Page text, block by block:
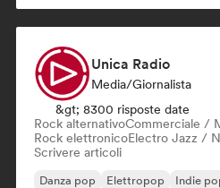
Unica Radio
Media/Giornalista
&gt; 8300 risposte date
Rock alternativoCommerciale /
Rock elettronicoElectro Jazz /
Scrivere articoli
Danza pop Elettropop Indie